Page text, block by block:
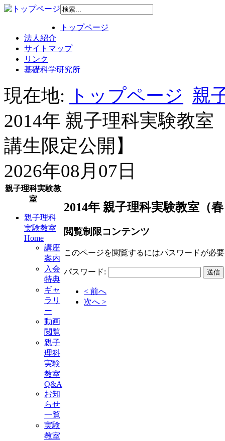
トップページ
法人紹介
サイトマップ
リンク
基礎科学研究所
現在地: トップページ 親
2014年 親子理科実験教
講生限定公開】
2026年08月07日
親子理科実験教
室
親子理科
実験教室
Home
講座
案内
入会
特典
ギャ
ラリ
ー
動画
閲覧
親子
理科
実験
教室
Q&A
お知
らせ
一覧
実験
教室
2014年 親子理科実験教室（
閲覧制限コンテンツ
このページを閲覧するにはパスワードが必
パスワード:
< 前へ
次へ >